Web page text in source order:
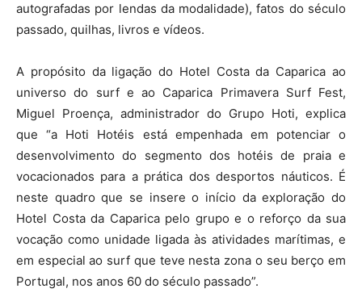
autografadas por lendas da modalidade), fatos do século
passado, quilhas, livros e vídeos.
A propósito da ligação do Hotel Costa da Caparica ao
universo do surf e ao Caparica Primavera Surf Fest,
Miguel Proença, administrador do Grupo Hoti, explica
que “a Hoti Hotéis está empenhada em potenciar o
desenvolvimento do segmento dos hotéis de praia e
vocacionados para a prática dos desportos náuticos. É
neste quadro que se insere o início da exploração do
Hotel Costa da Caparica pelo grupo e o reforço da sua
vocação como unidade ligada às atividades marítimas, e
em especial ao surf que teve nesta zona o seu berço em
Portugal, nos anos 60 do século passado”.